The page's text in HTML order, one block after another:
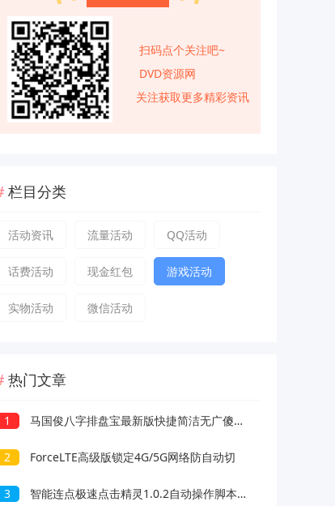
扫码点个关注吧~
DVD资源网
关注获取更多精彩资讯
栏目分类
活动资讯 流量活动 QQ活动
话费活动 现金红包 游戏活动
实物活动 微信活动
热门文章
1 马国俊八字排盘宝最新版快捷简洁无广傻瓜操作
2 ForceLTE高级版锁定4G/5G网络防自动切
3 智能连点极速点击精灵1.0.2自动操作脚本录制解放双手